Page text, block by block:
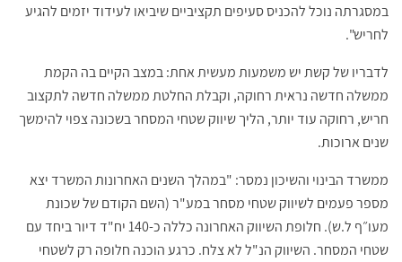
במסגרתה נוכל להכניס סעיפים תקציביים שיביאו לעידוד יזמים להגיע
לחריש".
לדבריו של קשת יש משמעות מעשית אחת: במצב הקיים בה הקמת
ממשלה חדשה נראית רחוקה, וקבלת החלטת ממשלה חדשה לתקצוב
חריש, רחוקה עוד יותר, הליך שיווק שטחי המסחר בשכונה צפוי להימשך
שנים ארוכות.
ממשרד הבינוי והשיכון נמסר: "במהלך השנים האחרונות המשרד יצא
מספר פעמים לשיווק שטחי מסחר במע"ר (השם הקודם של שכונת
מעו״ף ל.ש). חלופת השיווק האחרונה כללה כ-140 יח"ד דיור ביחד עם
שטחי המסחר. השיווק הנ"ל לא צלח. כרגע הוכנה חלופה רק לשטחי